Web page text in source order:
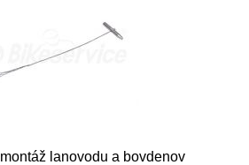
lanovodu a bovdenov